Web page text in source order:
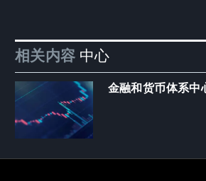
相关内容 中心
金融和货币体系中